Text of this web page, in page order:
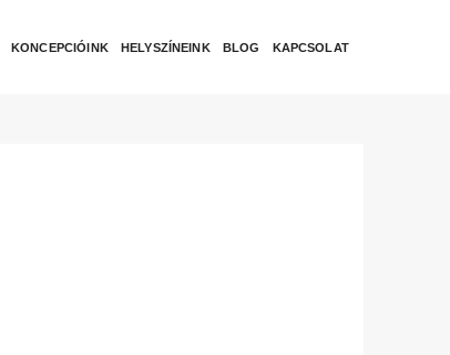
KONCEPCIÓINK HELYSZÍNEINK BLOG KAPCSOLAT